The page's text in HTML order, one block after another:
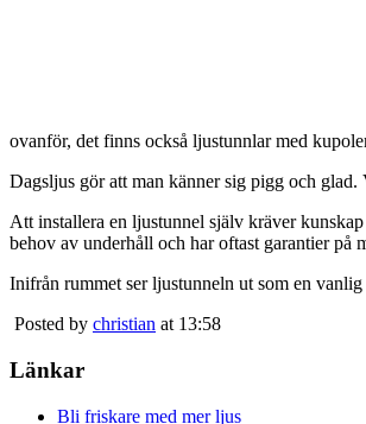
ovanför, det finns också ljustunnlar med
Dagsljus gör att man känner sig pigg och
Att installera en ljustunnel själv kräver
behov av underhåll och har oftast garantier på
Inifrån rummet ser ljustunneln ut som en
Posted by christian at 13:58
Länkar
Bli friskare med mer ljus